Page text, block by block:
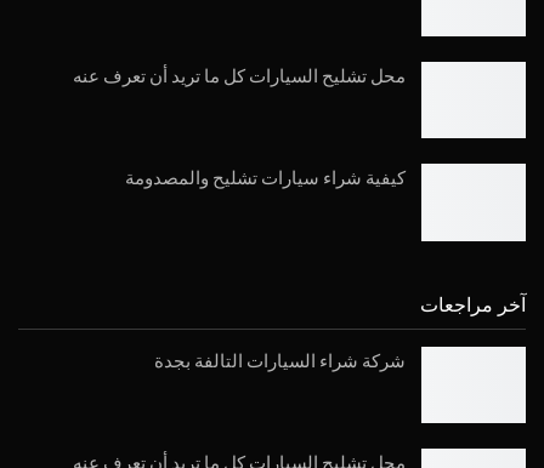
محل تشليح السيارات كل ما تريد أن تعرف عنه
كيفية شراء سيارات تشليح والمصدومة
آخر مراجعات
شركة شراء السيارات التالفة بجدة
محل تشليح السيارات كل ما تريد أن تعرف عنه